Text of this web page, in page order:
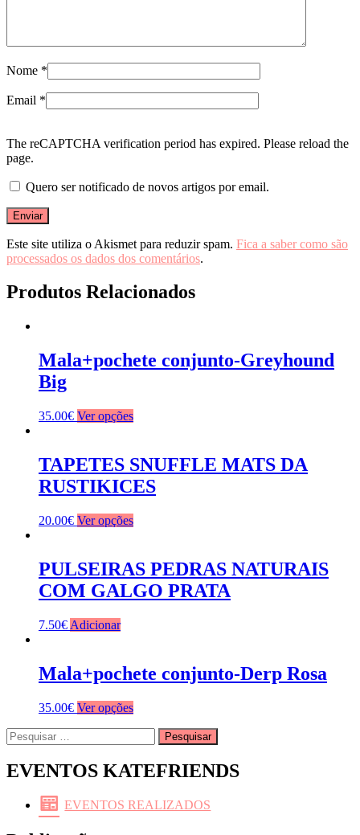
Nome *
Email *
The reCAPTCHA verification period has expired. Please reload the
page.
Quero ser notificado de novos artigos por email.
Este site utiliza o Akismet para reduzir spam. Fica a saber como são
processados os dados dos comentários.
Produtos Relacionados
Mala+pochete conjunto-Greyhound
Big
35.00€ Ver opções
TAPETES SNUFFLE MATS DA
RUSTIKICES
20.00€ Ver opções
PULSEIRAS PEDRAS NATURAIS
COM GALGO PRATA
7.50€ Adicionar
Mala+pochete conjunto-Derp Rosa
35.00€ Ver opções
Pesquisar
por:
EVENTOS KATEFRIENDS
EVENTOS REALIZADOS